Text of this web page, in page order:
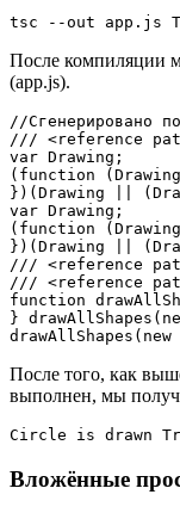
После компиляции
(app.js).
//Сгенерировано
/// <reference
var Drawing;
(function
})(Drawing ||
var Drawing;
(function
})(Drawing ||
/// <reference
/// <reference
function
}
После того, как
выполнен, мы
Вложённые